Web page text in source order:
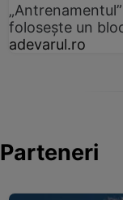
folosește un
adevarul.ro
Parteneri